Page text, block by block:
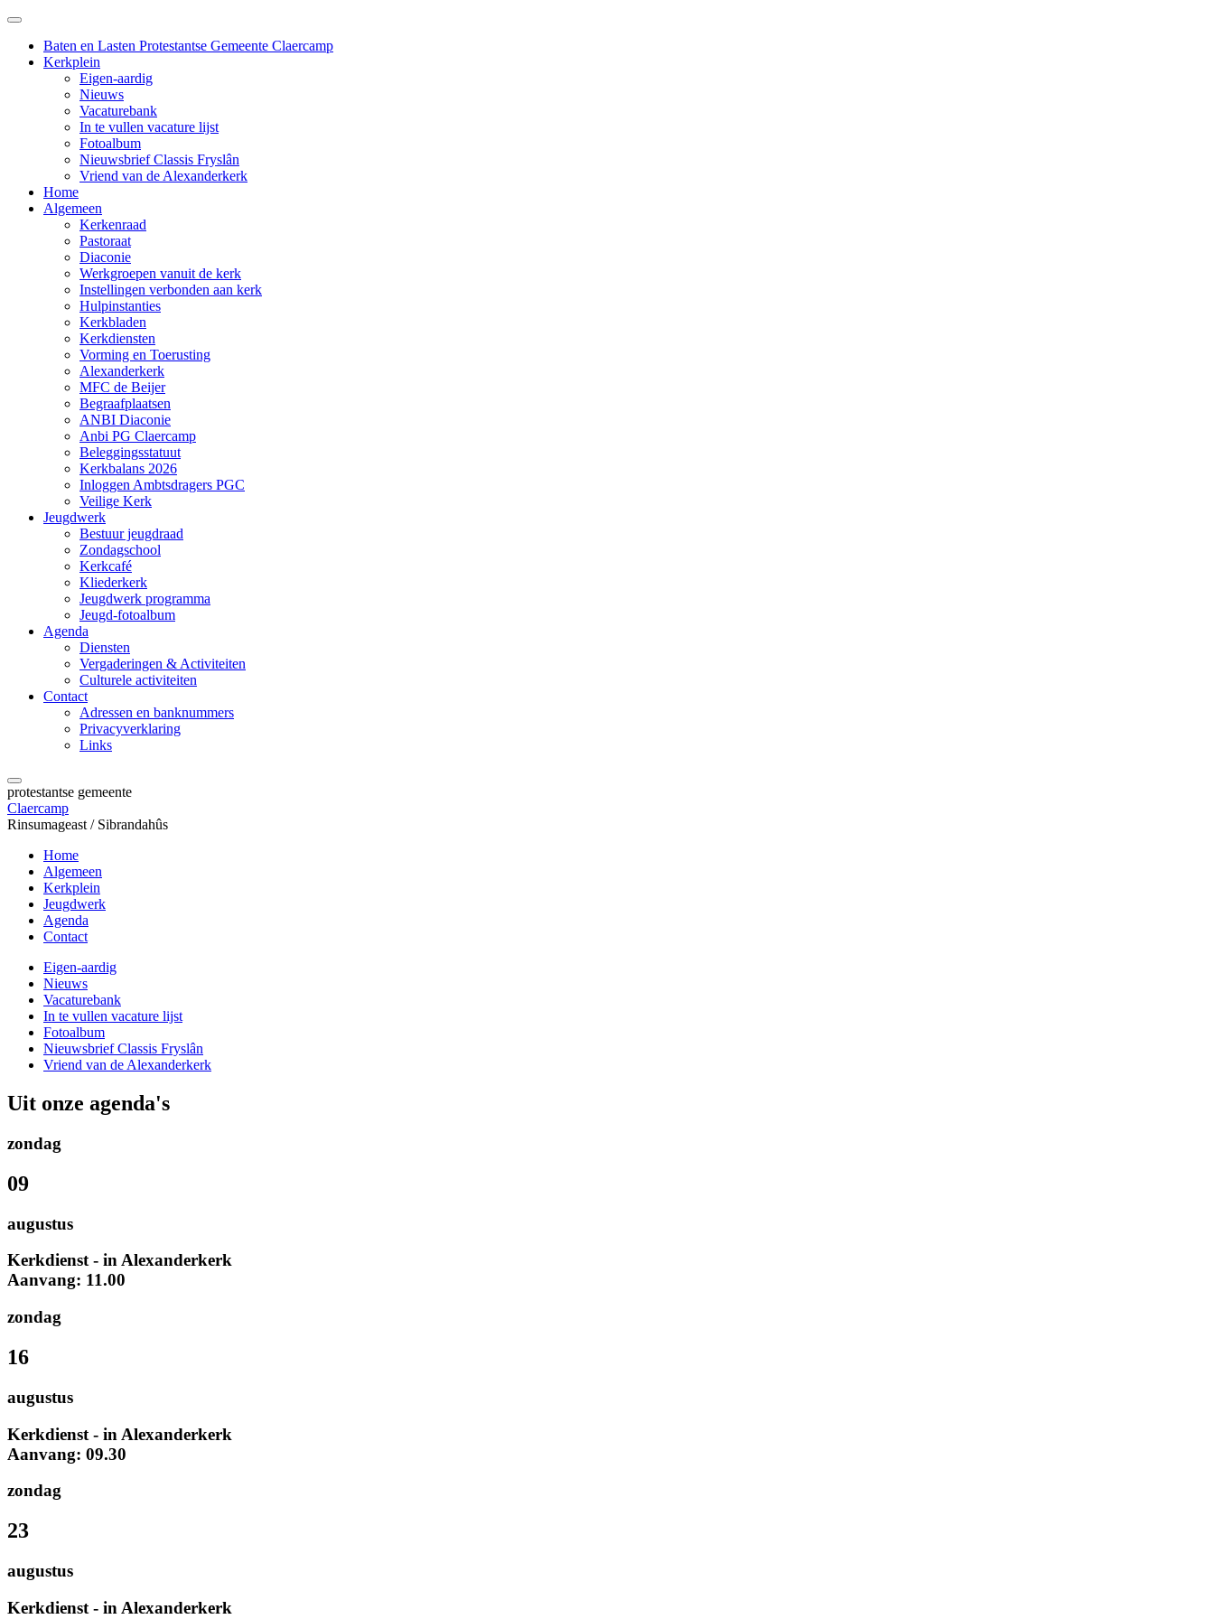
Baten en Lasten Protestantse Gemeente Claercamp
Kerkplein
Eigen-aardig
Nieuws
Vacaturebank
In te vullen vacature lijst
Fotoalbum
Nieuwsbrief Classis Fryslân
Vriend van de Alexanderkerk
Home
Algemeen
Kerkenraad
Pastoraat
Diaconie
Werkgroepen vanuit de kerk
Instellingen verbonden aan kerk
Hulpinstanties
Kerkbladen
Kerkdiensten
Vorming en Toerusting
Alexanderkerk
MFC de Beijer
Begraafplaatsen
ANBI Diaconie
Anbi PG Claercamp
Beleggingsstatuut
Kerkbalans 2026
Inloggen Ambtsdragers PGC
Veilige Kerk
Jeugdwerk
Bestuur jeugdraad
Zondagschool
Kerkcafé
Kliederkerk
Jeugdwerk programma
Jeugd-fotoalbum
Agenda
Diensten
Vergaderingen & Activiteiten
Culturele activiteiten
Contact
Adressen en banknummers
Privacyverklaring
Links
protestantse gemeente
Claercamp
Rinsumageast / Sibrandahûs
Home
Algemeen
Kerkplein
Jeugdwerk
Agenda
Contact
Eigen-aardig
Nieuws
Vacaturebank
In te vullen vacature lijst
Fotoalbum
Nieuwsbrief Classis Fryslân
Vriend van de Alexanderkerk
Uit onze agenda's
zondag
09
augustus
Kerkdienst - in Alexanderkerk
Aanvang: 11.00
zondag
16
augustus
Kerkdienst - in Alexanderkerk
Aanvang: 09.30
zondag
23
augustus
Kerkdienst - in Alexanderkerk